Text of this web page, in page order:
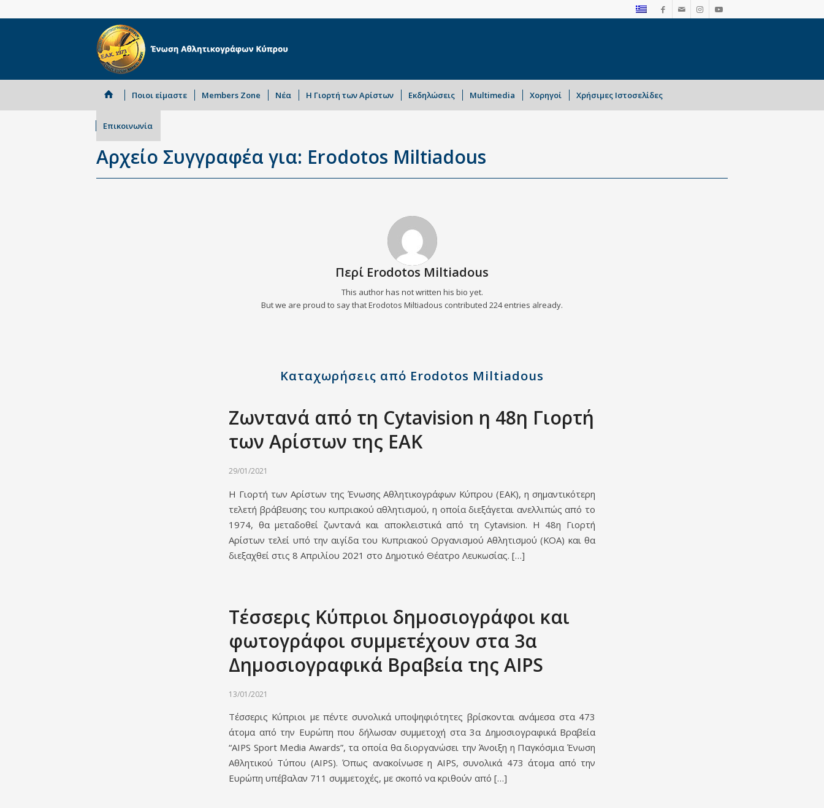
Ποιοι είμαστε Members Zone Νέα Η Γιορτή των Αρίστων Εκδηλώσεις Multimedia Χορηγοί Χρήσιμες Ιστοσελίδες
Επικοινωνία
Αρχείο Συγγραφέα για: Erodotos Miltiadous
Περί Erodotos Miltiadous
This author has not written his bio yet.
But we are proud to say thatErodotos Miltiadous contributed 224 entries already.
Καταχωρήσεις από Erodotos Miltiadous
Ζωντανά από τη Cytavision η 48η Γιορτή
των Αρίστων της ΕΑΚ
29/01/2021
Η Γιορτή των Αρίστων της Ένωσης Αθλητικογράφων Κύπρου (ΕΑΚ), η σημαντικότερη
τελετή βράβευσης του κυπριακού αθλητισμού, η οποία διεξάγεται ανελλιπώς από το
1974, θα μεταδοθεί ζωντανά και αποκλειστικά από τη Cytavision. Η 48η Γιορτή
Αρίστων τελεί υπό την αιγίδα του Κυπριακού Οργανισμού Αθλητισμού (ΚΟΑ) και θα
διεξαχθεί στις 8 Απριλίου 2021 στο Δημοτικό Θέατρο Λευκωσίας. […]
Τέσσερις Κύπριοι δημοσιογράφοι και
φωτογράφοι συμμετέχουν στα 3α
Δημοσιογραφικά Βραβεία της AIPS
13/01/2021
Τέσσερις Κύπριοι με πέντε συνολικά υποψηφιότητες βρίσκονται ανάμεσα στα 473
άτομα από την Ευρώπη που δήλωσαν συμμετοχή στα 3α Δημοσιογραφικά Βραβεία
“AIPS Sport Media Awards”, τα οποία θα διοργανώσει την Άνοιξη η Παγκόσμια Ένωση
Αθλητικού Τύπου (AIPS). Όπως ανακοίνωσε η AIPS, συνολικά 473 άτομα από την
Ευρώπη υπέβαλαν 711 συμμετοχές, με σκοπό να κριθούν από […]